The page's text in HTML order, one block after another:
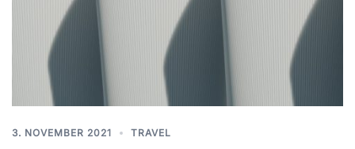
3. NOVEMBER 2021 TRAVEL